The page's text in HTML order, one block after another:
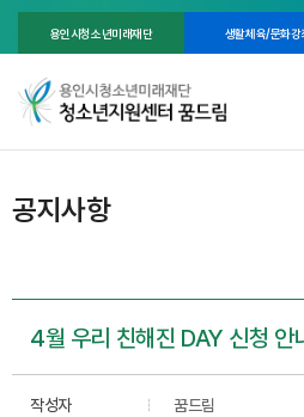
용인시청소년미래재단 생활체육/문화강
공지사항
4월 우리 친해진 DAY 신청 안
작성자
꿈드림